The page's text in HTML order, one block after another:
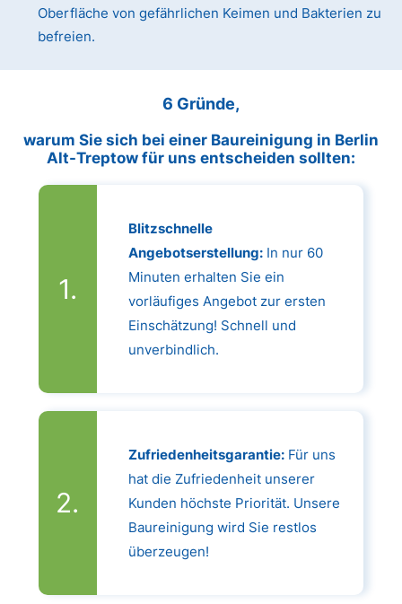
Oberfläche von gefährlichen Keimen und Bakterien zu
befreien.
6 Gründe,
warum Sie sich bei einer Baureinigung in Berlin
Alt-Treptow für uns entscheiden sollten:
Blitzschnelle
Angebotserstellung:In nur 60
Minuten erhalten Sie ein
vorläufiges Angebot zur ersten
Einschätzung! Schnell und
unverbindlich.
Zufriedenheitsgarantie:Für uns
hat die Zufriedenheit unserer
Kunden höchste Priorität. Unsere
Baureinigung wird Sie restlos
überzeugen!